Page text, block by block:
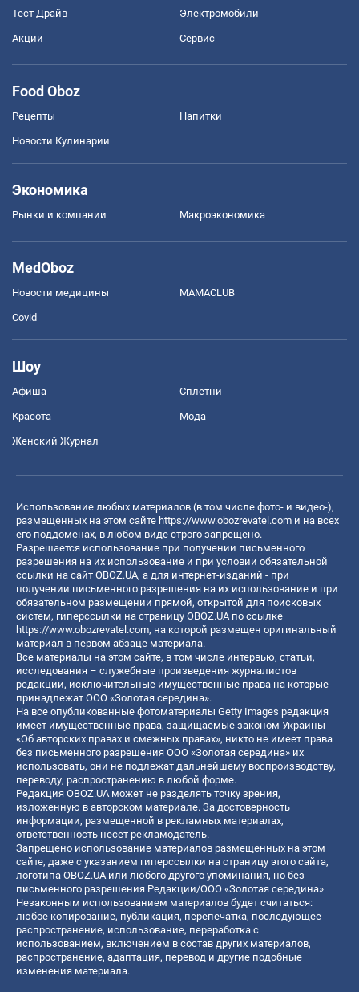
Тест Драйв Электромобили
Акции Сервис
Food Oboz
Рецепты Напитки
Новости Кулинарии
Экономика
Рынки и компании Mакроэкономика
MedOboz
Новости медицины MAMACLUB
Covid
Шоу
Афиша Сплетни
Красота Мода
Женский Журнал
Использование любых материалов (в том числе фото- и видео-),
размещенных на этом сайте https://www.obozrevatel.com и на всех
его поддоменах, в любом виде строго запрещено.
Разрешается использование при получении письменного
разрешения на их использование и при условии обязательной
ссылки на сайт OBOZ.UA, а для интернет-изданий - при
получении письменного разрешения на их использование и при
обязательном размещении прямой, открытой для поисковых
систем, гиперссылки на страницу OBOZ.UA по ссылке
https://www.obozrevatel.com, на которой размещен оригинальный
материал в первом абзаце материала.
Все материалы на этом сайте, в том числе интервью, статьи,
исследования – служебные произведения журналистов
редакции, исключительные имущественные права на которые
принадлежат ООО «Золотая середина».
На все опубликованные фотоматериалы Getty Images редакция
имеет имущественные права, защищаемые законом Украины
«Об авторских правах и смежных правах», никто не имеет права
без письменного разрешения ООО «Золотая середина» их
использовать, они не подлежат дальнейшему воспроизводству,
переводу, распространению в любой форме.
Редакция OBOZ.UA может не разделять точку зрения,
изложенную в авторском материале. За достоверность
информации, размещенной в рекламных материалах,
ответственность несет рекламодатель.
Запрещено использование материалов размещенных на этом
сайте, даже с указанием гиперссылки на страницу этого сайта,
логотипа OBOZ.UA или любого другого упоминания, но без
письменного разрешения Редакции/ООО «Золотая середина»
Незаконным использованием материалов будет считаться:
любое копирование, публикация, перепечатка, последующее
распространение, использование, переработка с
использованием, включением в состав других материалов,
распространение, адаптация, перевод и другие подобные
изменения материала.